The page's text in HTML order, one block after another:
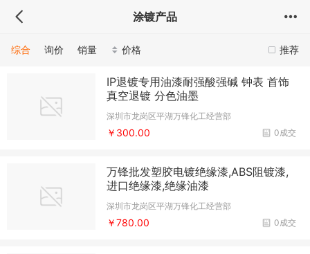
涂镀产品
推荐
综合 询价 销量 价格
IP退镀专用油漆耐强酸强碱 钟表 首饰
真空退镀 分色油墨
深圳市龙岗区平湖万锋化工经营部
0成交
￥300.00
万锋批发塑胶电镀绝缘漆,ABS阻镀漆,
进口绝缘漆,绝缘油漆
深圳市龙岗区平湖万锋化工经营部
0成交
￥780.00